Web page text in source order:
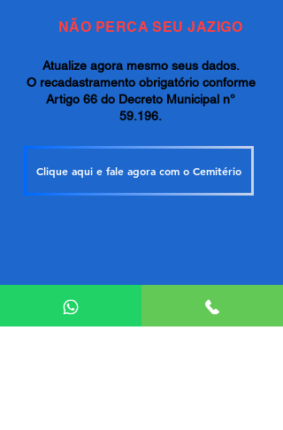
NÃO PERCA SEU JAZIGO
Atualize agora mesmo seus dados.
O recadastramento obrigatório conforme
Artigo 66 do Decreto Municipal n°
59.196.
Clique aqui e fale agora com o Cemitério